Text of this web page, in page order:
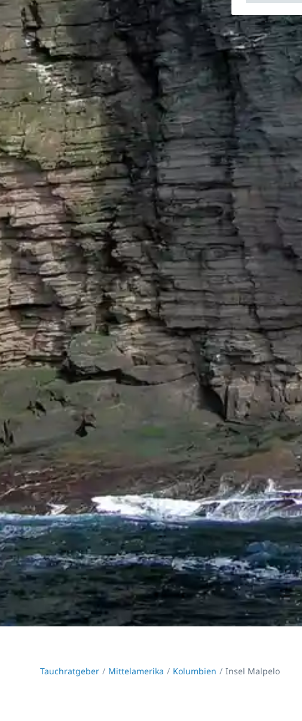
Tauchratgeber Mittelamerika Kolumbien Insel Malpelo